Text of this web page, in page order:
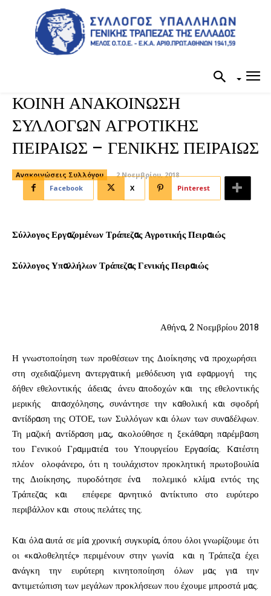
ΚΟΙΝΗ ΑΝΑΚΟΙΝΩΣΗ
ΣΥΛΛΟΓΩΝ ΑΓΡΟΤΙΚΗΣ
ΠΕΙΡΑΙΩΣ – ΓΕΝΙΚΗΣ ΠΕΙΡΑΙΩΣ
Ανακοινώσεις Συλλόγου
2 Νοεμβρίου, 2018
Facebook
X Pinterest
Σύλλογος Εργαζομένων Τράπεζας Αγροτικής Πειραιώς
Σύλλογος Υπαλλήλων Τράπεζας Γενικής Πειραιώς
Αθήνα, 2 Νοεμβρίου 2018
Η γνωστοποίηση των προθέσεων της Διοίκησης να προχωρήσει
στη σχεδιαζόμενη αντεργατική μεθόδευση για εφαρμογή της
δήθεν εθελοντικής άδειας άνευ αποδοχών και της εθελοντικής
μερικής απασχόλησης, συνάντησε την καθολική και σφοδρή
αντίδραση της ΟΤΟΕ, των Συλλόγων και όλων των συναδέλφων.
Τη μαζική αντίδραση μας, ακολούθησε η ξεκάθαρη παρέμβαση
του Γενικού Γραμματέα του Υπουργείου Εργασίας. Κατέστη
πλέον ολοφάνερο, ότι η τουλάχιστον προκλητική πρωτοβουλία
της Διοίκησης, πυροδότησε ένα πολεμικό κλίμα εντός της
Τράπεζας και επέφερε αρνητικό αντίκτυπο στο ευρύτερο
περιβάλλον και στους πελάτες της.
Και όλα αυτά σε μία χρονική συγκυρία, όπου όλοι γνωρίζουμε ότι
οι «καλοθελητές» περιμένουν στην γωνία και η Τράπεζα έχει
ανάγκη την ευρύτερη κινητοποίηση όλων μας για την
αντιμετώπιση των μεγάλων προκλήσεων που έχουμε μπροστά μας.